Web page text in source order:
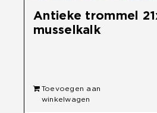
Antieke trommel
musselkalk
Toevoegen aan
winkelwagen